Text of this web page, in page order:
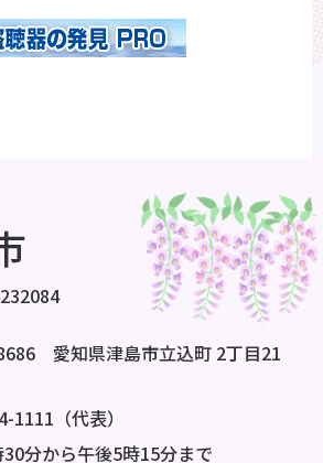
愛知県津島市立込町 2丁目21
1111（代表）
分から午後5時15分まで